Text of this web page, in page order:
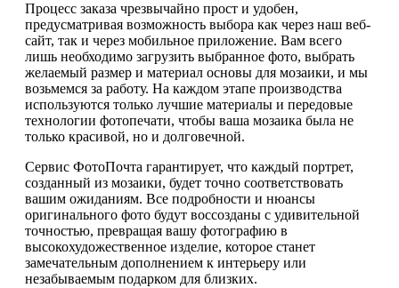
Процесс заказа чрезвычайно прост и удобен,
предусматривая возможность выбора как через наш веб-
сайт, так и через мобильное приложение. Вам всего
лишь необходимо загрузить выбранное фото, выбрать
желаемый размер и материал основы для мозаики, и мы
возьмемся за работу. На каждом этапе производства
используются только лучшие материалы и передовые
технологии фотопечати, чтобы ваша мозаика была не
только красивой, но и долговечной.
Сервис ФотоПочта гарантирует, что каждый портрет,
созданный из мозаики, будет точно соответствовать
вашим ожиданиям. Все подробности и нюансы
оригинального фото будут воссозданы с удивительной
точностью, превращая вашу фотографию в
высокохудожественное изделие, которое станет
замечательным дополнением к интерьеру или
незабываемым подарком для близких.